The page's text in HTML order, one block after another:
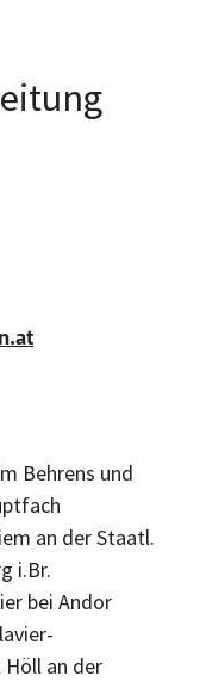
Behrens und
an der Staatl.
i.Br.
bei Andor
an der